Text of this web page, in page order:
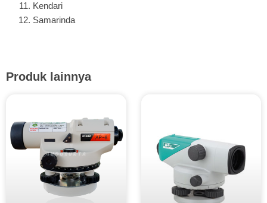
Kendari
Samarinda
Produk lainnya